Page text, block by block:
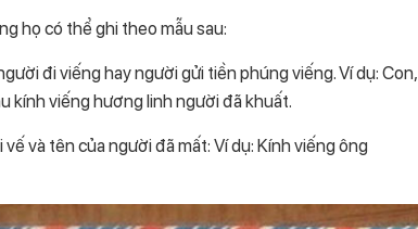
họ có thể ghi theo mẫu sau:
đi viếng hay người gửi tiền phúng viếng. Ví dụ: Con,
kính viếng hương linh người đã khuất.
và tên của người đã mất: Ví dụ: Kính viếng ông